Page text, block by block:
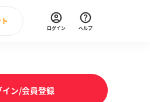
直近のイベント一覧
ログイン ヘルプ
イン/会員登録